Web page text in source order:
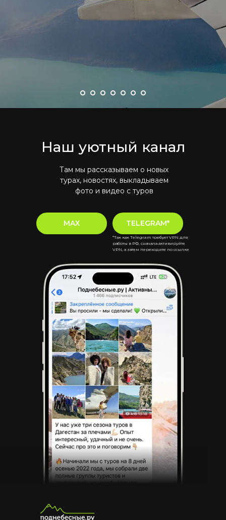
Наш уютный канал
Там мы рассказываем о новых
турах, новостях, выкладываем
фото и видео с туров
TELEGRAM*
MAX
*Так как Telegram требует VPN для
работы в РФ, сначала активируйте
VPN, а затем переходите по ссылке